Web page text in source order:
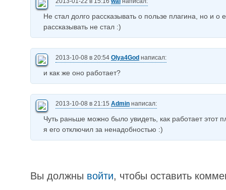
Не стал долго рассказывать о пользе плагина, но и о
рассказывать не стал :)
2013-10-08 в 20:54 Olya4God написал:
и как же оно работает?
2013-10-08 в 21:15 Admin написал:
Чуть раньше можно было увидеть, как работает этот
я его отключил за ненадобностью :)
Вы должны войти, чтобы оставить